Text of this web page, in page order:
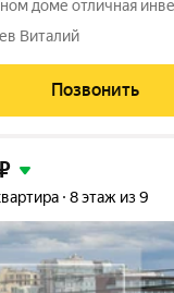
и удобное
м по отличной цене,
Виталий
Позвонить
8 этаж из 9